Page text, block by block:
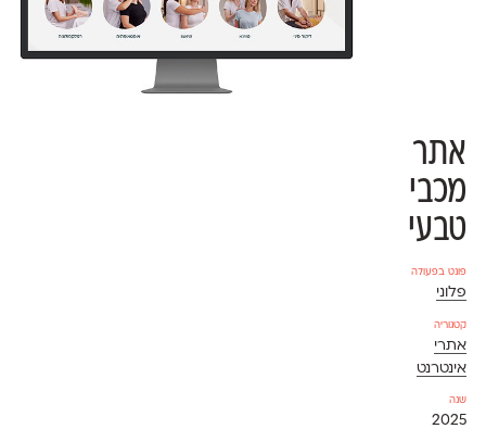
אתר
מכבי
טבעי
פונט בפעולה
פלוני
קטגוריה
אתרי
אינטרנט
שנה
2025